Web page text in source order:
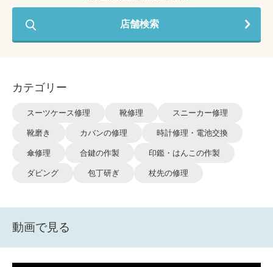
店舗検索
カテゴリー
スーツケース修理 靴修理 スニーカー修理
靴磨き カバンの修理 時計修理・電池交換
傘修理 合鍵の作製 印鑑・はんこの作製
ダビング 包丁研ぎ 杖先の修理
動画で見る